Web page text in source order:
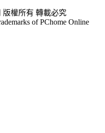
版權所有 轉載必究
of PChome Online